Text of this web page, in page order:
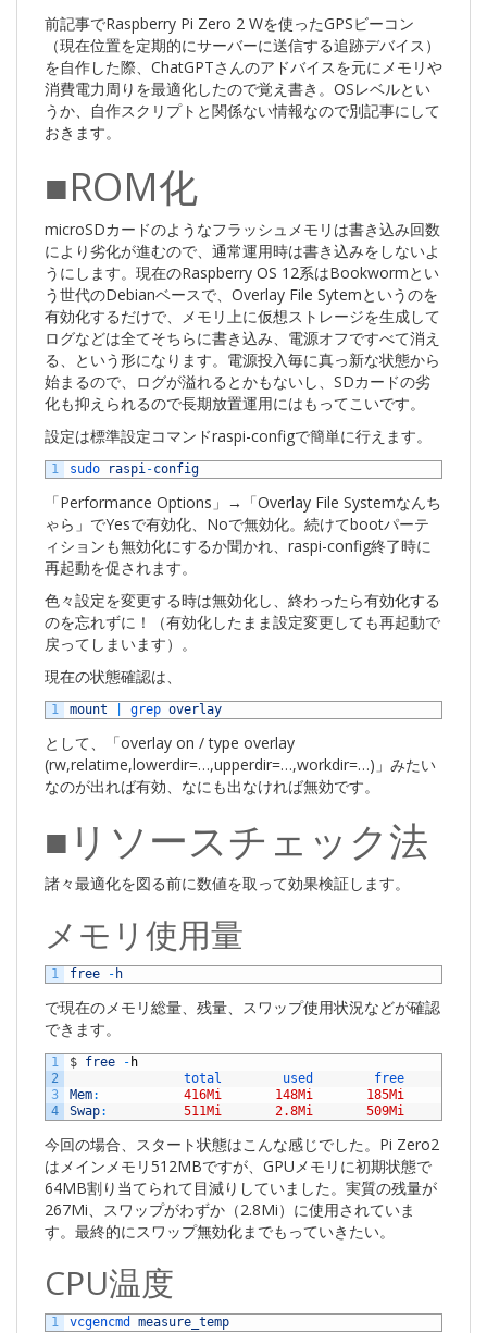
前記事でRaspberry Pi Zero 2 Wを使ったGPSビーコン
（現在位置を定期的にサーバーに送信する追跡デバイス）
を自作した際、ChatGPTさんのアドバイスを元にメモリや
消費電力周りを最適化したので覚え書き。OSレベルとい
うか、自作スクリプトと関係ない情報なので別記事にして
おきます。
■ROM化
microSDカードのようなフラッシュメモリは書き込み回数
により劣化が進むので、通常運用時は書き込みをしないよ
うにします。現在のRaspberry OS 12系はBookwormとい
う世代のDebianベースで、Overlay File Sytemというのを
有効化するだけで、メモリ上に仮想ストレージを生成して
ログなどは全てそちらに書き込み、電源オフですべて消え
る、という形になります。電源投入毎に真っ新な状態から
始まるので、ログが溢れるとかもないし、SDカードの劣
化も抑えられるので長期放置運用にはもってこいです。
設定は標準設定コマンドraspi-configで簡単に行えます。
1 sudo raspi -config
「Performance Options」→「Overlay File Systemなんち
ゃら」でYesで有効化、Noで無効化。続けてbootパーテ
ィションも無効化にするか聞かれ、raspi-config終了時に
再起動を促されます。
色々設定を変更する時は無効化し、終わったら有効化する
のを忘れずに！（有効化したまま設定変更しても再起動で
戻ってしまいます）。
現在の状態確認は、
1 mount grep overlay
として、「overlay on / type overlay
(rw,relatime,lowerdir=…,upperdir=…,workdir=…)」みたい
なのが出れば有効、なにも出なければ無効です。
■リソースチェック法
諸々最適化を図る前に数値を取って効果検証します。
メモリ使用量
1 free - h
で現在のメモリ総量、残量、スワップ使用状況などが確認
できます。
1
2
3
4
$ free - h
total used free
Mem: 416Mi 148Mi 185Mi
Swap: 511Mi 2.8Mi 509Mi
今回の場合、スタート状態はこんな感じでした。Pi Zero2
はメインメモリ512MBですが、GPUメモリに初期状態で
64MB割り当てられて目減りしていました。実質の残量が
267Mi、スワップがわずか（2.8Mi）に使用されていま
す。最終的にスワップ無効化までもっていきたい。
CPU温度
1 vcgencmd measure_temp